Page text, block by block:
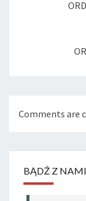
Comments are
BĄDŹ Z